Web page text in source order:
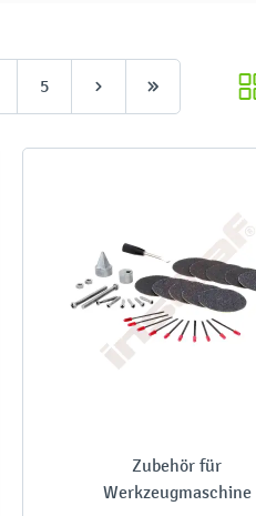
5
Zubehör für
Werkzeugmaschine